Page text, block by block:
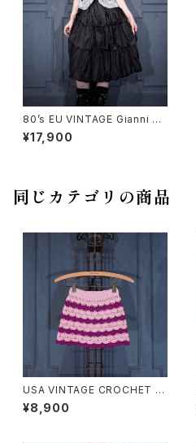
80’s EU VINTAGE Gianni Ve
rsace VOLUME FRILL DESI
GN SILK TEARED SKIRT/80
¥17,900
同じカテゴリの商品
USA VINTAGE CROCHET D
ESIGN HAND MADE KNIT M
INI SKIRT/アメリカ古着鍵編み
¥8,900